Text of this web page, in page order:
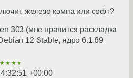
железо компа или софт?
303 (мне нравится раскладка
12 Stable, ядро 6.1.69
+00:00